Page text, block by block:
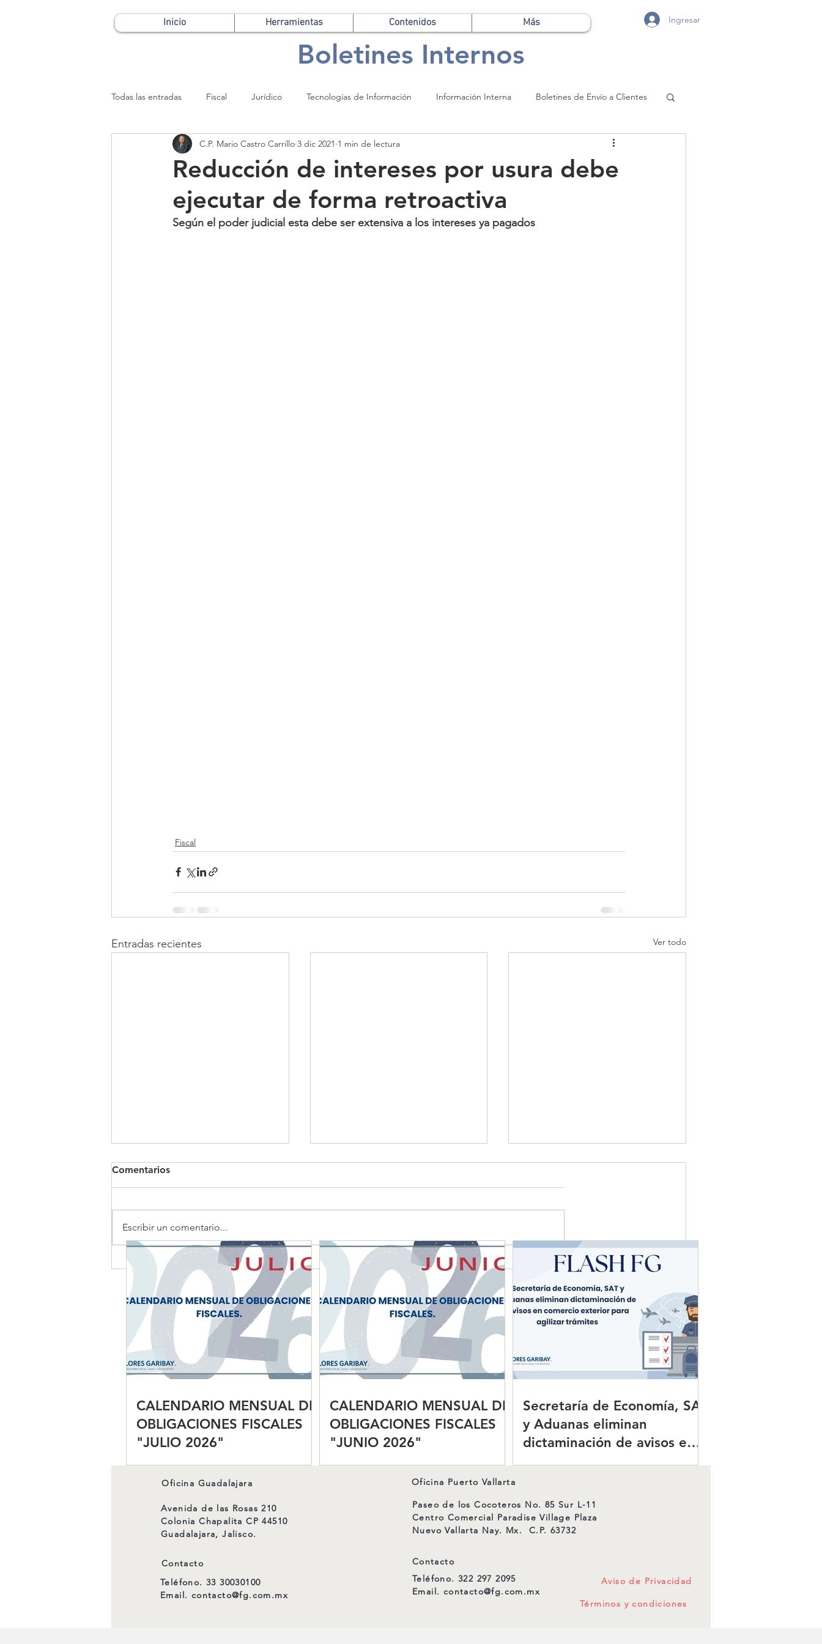
Inicio Herramientas Contenidos Más Ingresar
Boletines Internos
Todas las entradas Fiscal Jurídico Tecnologías de Información Información Interna Boletines de Envío a Clientes
Patrimonial
Reducción de intereses por usura debe
ejecutar de forma retroactiva
C.P. Mario Castro Carrillo 3 dic 2021 1 min de lectura
Según el poder judicial esta debe ser extensiva a los intereses ya pagados
Fiscal
Entradas recientes Ver todo
CALENDARIO MENSUAL DE
OBLIGACIONES FISCALES
"JULIO 2026"
CALENDARIO MENSUAL DE
OBLIGACIONES FISCALES
"JUNIO 2026"
Secretaría de Economía, SAT
dictaminación de avisos en
comercio exterior para
agilizar trámites.
Comentarios
Escribir un comentario...
CALENDARIO MENSUAL DE
OBLIGACIONES FISCALES
"JULIO 2026"
CALENDARIO MENSUAL DE
OBLIGACIONES FISCALES
"JUNIO 2026"
Secretaría de Economía, SAT
y Aduanas eliminan
dictaminación de avisos en
comercio exterior para
Oficina Guadalajara Oficina Puerto Vallarta
Avenida de las Rosas 210
Colonia Chapalita CP 44510
Guadalajara, Jalisco.
Contacto
Teléfono. 33 30030100
Email. contacto@fg.com.mx
Paseo de los Cocoteros No. 85 Sur L-11
Centro Comercial Paradise Village Plaza
Nuevo Vallarta Nay. Mx. C.P. 63732
Contacto
Teléfono.322 297 2095
Email. contacto@fg.com.mx
Aviso de Privacidad
Términos y condiciones